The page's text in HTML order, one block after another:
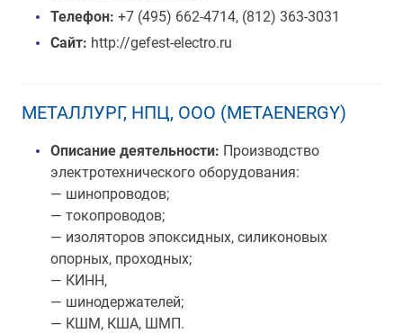
Телефон: +7 (495) 662-4714, (812) 363-3031
Сайт: http://gefest-electro.ru
МЕТАЛЛУРГ, НПЦ, ООО (METAENERGY)
Описание деятельности: Производство
электротехнического оборудования:
— шинопроводов;
— токопроводов;
— изоляторов эпоксидных, силиконовых
опорных, проходных;
— КИНН,
— шинодержателей;
— КШМ, КША, ШМП.